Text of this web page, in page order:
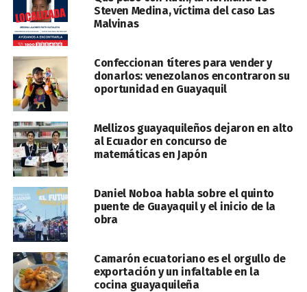
Steven Medina, víctima del caso Las
Malvinas
Confeccionan títeres para vender y
donarlos: venezolanos encontraron su
oportunidad en Guayaquil
Mellizos guayaquileños dejaron en alto
al Ecuador en concurso de
matemáticas en Japón
Daniel Noboa habla sobre el quinto
puente de Guayaquil y el inicio de la
obra
Camarón ecuatoriano es el orgullo de
exportación y un infaltable en la
cocina guayaquileña